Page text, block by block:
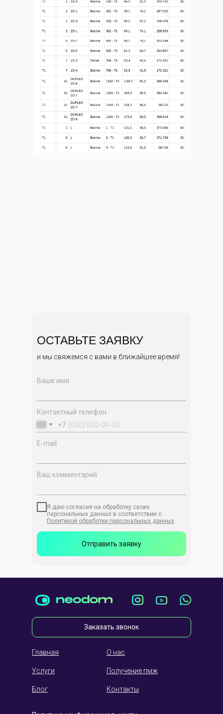
ОСТАВЬТЕ ЗАЯВКУ
и мы свяжемся с вами в ближайшее время!
Ваше имя
Контактный телефон
+7
E-mail
Ваш комментарий
Я даю согласие на обработку своих
персональных данных в соответствии с
Политикой обработки персональных данных
Отправить заявку
Заказать звонок
Главная О нас
Услуги Получение пмж
Блог Контакты